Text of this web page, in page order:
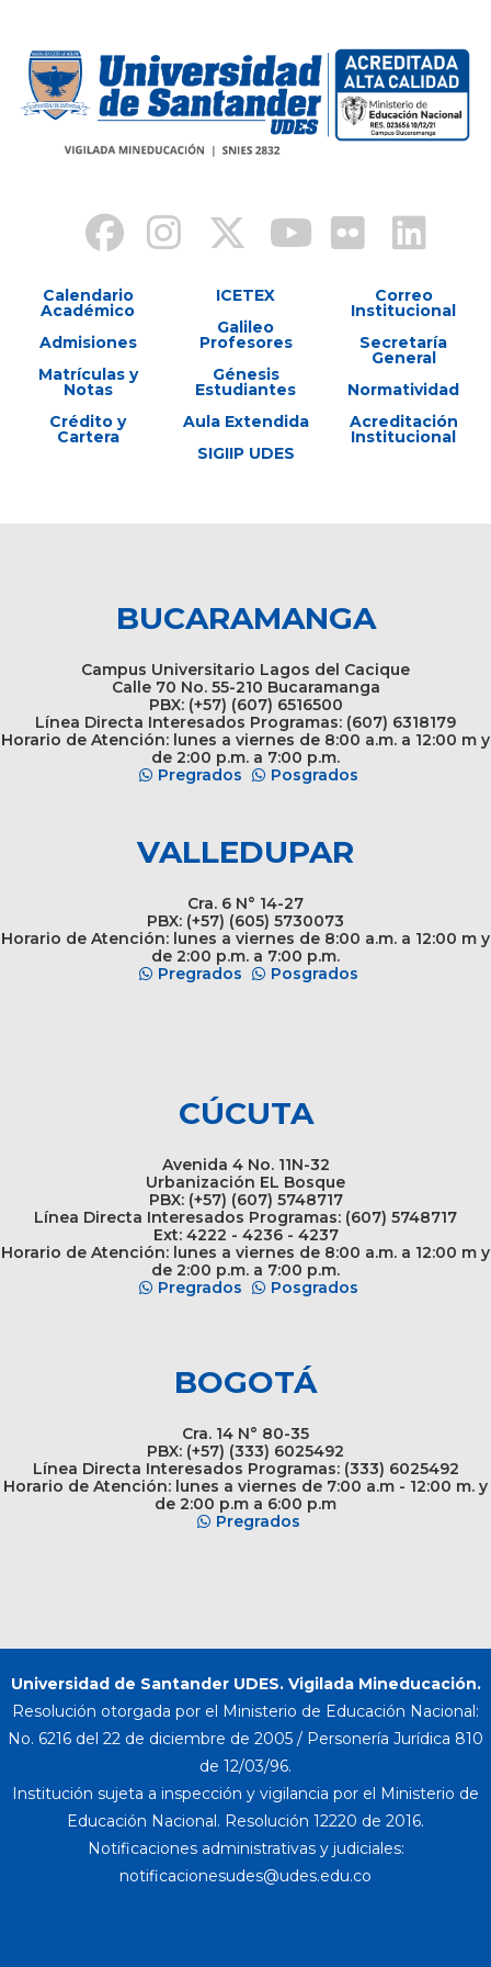
Calendario
Académico
Admisiones
Matrículas y
Notas
Crédito y
Cartera
ICETEX
Galileo
Profesores
Génesis
Estudiantes
Aula Extendida
SIGIIP UDES
Correo
Institucional
Secretaría
General
Normatividad
Acreditación
Institucional
BUCARAMANGA
Campus Universitario Lagos del Cacique
Calle 70 No. 55-210 Bucaramanga
PBX: (+57) (607) 6516500
Línea Directa Interesados Programas: (607) 6318179
Horario de Atención: lunes a viernes de 8:00 a.m. a 12:00 m y
de 2:00 p.m. a 7:00 p.m.
Pregrados
Posgrados
VALLEDUPAR
Cra. 6 N° 14-27
PBX: (+57) (605) 5730073
Horario de Atención: lunes a viernes de 8:00 a.m. a 12:00 m y
de 2:00 p.m. a 7:00 p.m.
Pregrados
Posgrados
CÚCUTA
Avenida 4 No. 11N-32
Urbanización EL Bosque
PBX: (+57) (607) 5748717
Línea Directa Interesados Programas: (607) 5748717
Ext: 4222 - 4236 - 4237
Horario de Atención: lunes a viernes de 8:00 a.m. a 12:00 m y
de 2:00 p.m. a 7:00 p.m.
Pregrados
Posgrados
BOGOTÁ
Cra. 14 N° 80-35
PBX: (+57) (333) 6025492
Línea Directa Interesados Programas: (333) 6025492
Horario de Atención: lunes a viernes de 7:00 a.m - 12:00 m. y
de 2:00 p.m a 6:00 p.m
Pregrados
Universidad de Santander UDES. Vigilada Mineducación.
Resolución otorgada por el Ministerio de Educación Nacional:
No. 6216 del 22 de diciembre de 2005 / Personería Jurídica 810
de 12/03/96.
Institución sujeta a inspección y vigilancia por el Ministerio de
Educación Nacional. Resolución 12220 de 2016.
Notificaciones administrativas y judiciales: